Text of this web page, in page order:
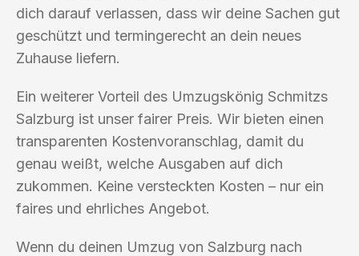
dich darauf verlassen, dass wir deine Sachen gut
geschützt und termingerecht an dein neues
Zuhause liefern.
Ein weiterer Vorteil des Umzugskönig Schmitzs
Salzburg ist unser fairer Preis. Wir bieten einen
transparenten Kostenvoranschlag, damit du
genau weißt, welche Ausgaben auf dich
zukommen. Keine versteckten Kosten – nur ein
faires und ehrliches Angebot.
Wenn du deinen Umzug von Salzburg nach